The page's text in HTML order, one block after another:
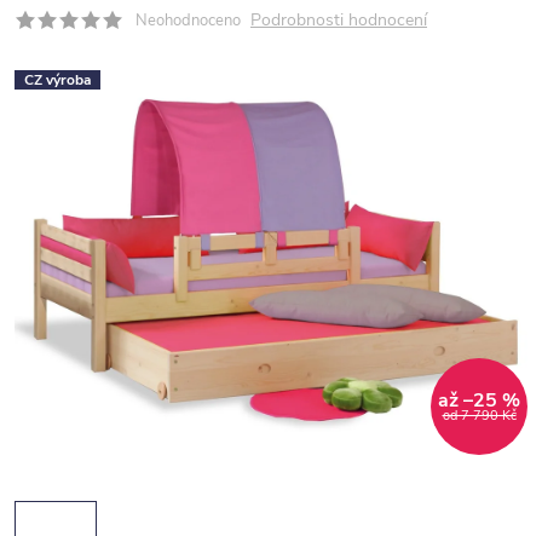
Neohodnoceno Podrobnosti hodnocení
CZ výroba
od 7 790 Kč
až –25 %